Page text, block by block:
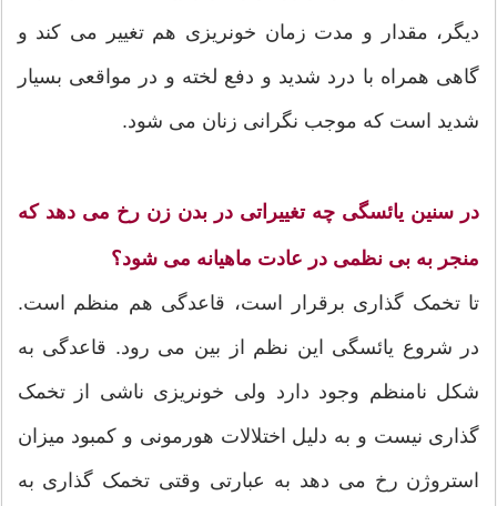
دیگر، مقدار و مدت زمان خونریزی هم تغییر می کند و
گاهی همراه با درد شدید و دفع لخته و در مواقعی بسیار
شدید است که موجب نگرانی زنان می شود.
در سنین یائسگی چه تغییراتی در بدن زن رخ می دهد که
منجر به بی نظمی در عادت ماهیانه می شود؟
تا تخمک گذاری برقرار است، قاعدگی هم منظم است.
در شروع یائسگی این نظم از بین می رود. قاعدگی به
شکل نامنظم وجود دارد ولی خونریزی ناشی از تخمک
گذاری نیست و به دلیل اختلالات هورمونی و کمبود میزان
استروژن رخ می دهد به عبارتی وقتی تخمک گذاری به